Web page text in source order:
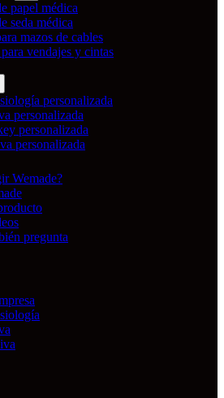
papel médica
seda médica
mazos de cables
vendajes y cintas
personalizada
personalizada
personalizada
personalizada
Wemade?
pregunta